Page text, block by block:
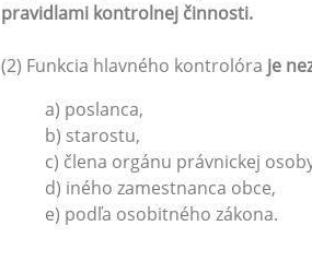
pravidlami kontrolnej činnosti.
(2) Funkcia hlavného kontrolóra je
a) poslanca,
b) starostu,
c) člena orgánu právnickej
d) iného zamestnanca obce,
e) podľa osobitného zákona.